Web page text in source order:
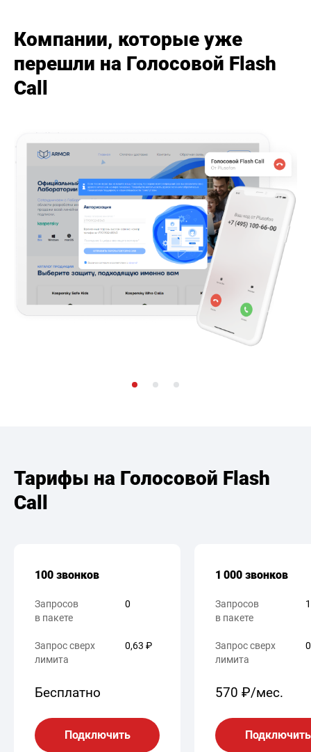
Компании, которые уже
перешли на Голосовой Flash
Call
Тарифы на Голосовой Flash
Call
100 звонков
Запросов
в пакете
0
Запрос сверх
лимита
0,63 ₽
Бесплатно
Подключить
1 000 звонков
Запросов
в пакете
Запрос сверх
лимита
570 ₽/мес.
Подключить